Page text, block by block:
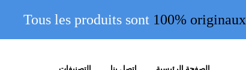
Tousles produits sont 100% originaux
الصفحة الرئيسية اتصل بنا التصنيفات